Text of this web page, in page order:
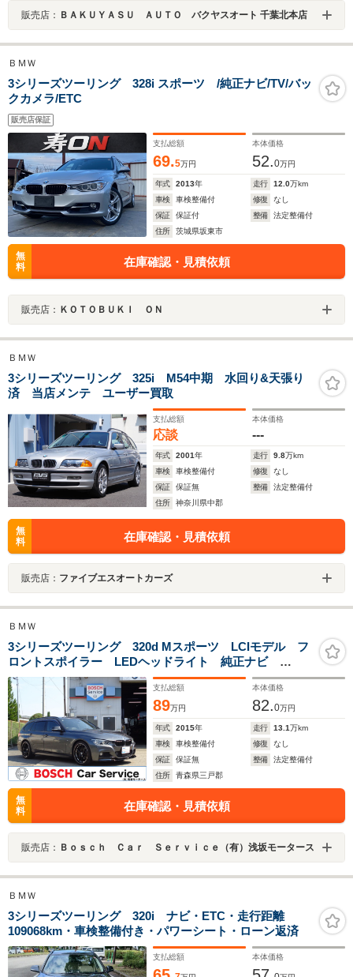
販売店： ＢＡＫＵＹＡＳＵ ＡＵＴＯ バクヤスオート 千葉北本店
ＢＭＷ
3シリーズツーリング 328i スポーツ /純正ナビ/TV/バッ
クカメラ/ETC
販売店保証
支払総額
69.5万円
本体価格
52.0万円
年式 2013年 走行 12.0万km
車検
車検整備付 修復
なし
保証
保証付 整備
法定整備付
住所
茨城県坂東市
無
料
在庫確認・見積依頼
販売店： ＫＯＴＯＢＵＫＩ ＯＮ
ＢＭＷ
3シリーズツーリング 325i M54中期 水回り&天張り
済 当店メンテ ユーザー買取
支払総額
応談
本体価格
---
年式 2001年 走行 9.8万km
車検
車検整備付 修復
なし
保証
保証無 整備
法定整備付
住所
神奈川県中郡
無
料
在庫確認・見積依頼
販売店： ファイブエスオートカーズ
ＢＭＷ
3シリーズツーリング 320d Mスポーツ LCIモデル フ
ロントスポイラー LEDヘッドライト 純正ナビ
Bluetooth バックカメラ 電動シート パワーバックド
ア スマートキー パドルシフト ACC インテリジェ
ントセーフティ ETC
支払総額
89万円
本体価格
82.0万円
年式 2015年 走行 13.1万km
車検
車検整備付 修復
なし
保証
保証無 整備
法定整備付
住所
青森県三戸郡
無
料
在庫確認・見積依頼
販売店： Ｂｏｓｃｈ Ｃａｒ Ｓｅｒｖｉｃｅ（有）浅坂モータース
ＢＭＷ
3シリーズツーリング 320i ナビ・ETC・走行距離
109068km・車検整備付き・パワーシート・ローン返済
支払総額 本体価格